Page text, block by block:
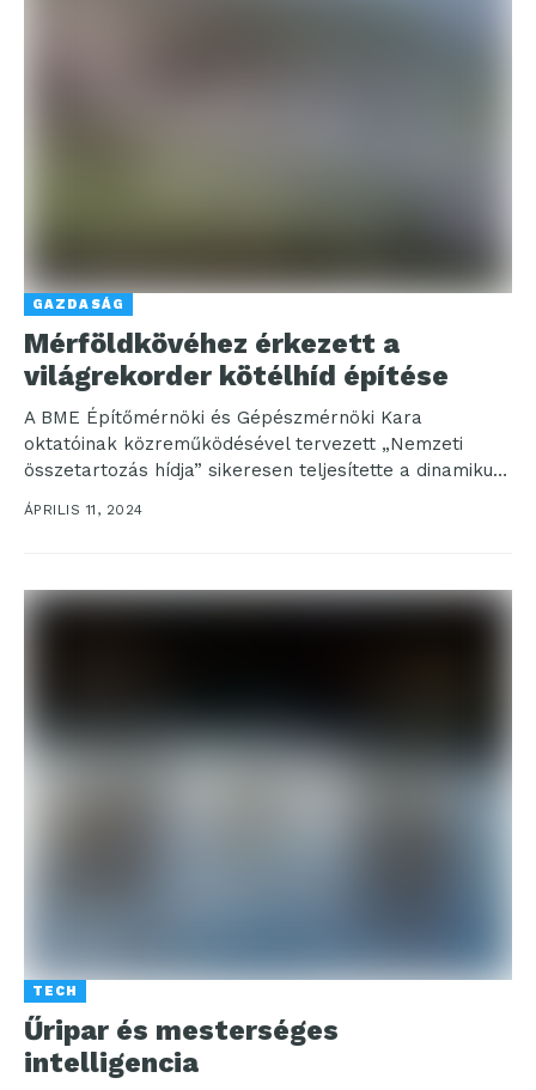
GAZDASÁG
Mérföldkövéhez érkezett a
világrekorder kötélhíd építése
A BME Építőmérnöki és Gépészmérnöki Kara
oktatóinak közreműködésével tervezett „Nemzeti
összetartozás hídja” sikeresen teljesítette a dinamikus
és statikus terhelési próbát. Sátoraljaújhelyen a Szár-
ÁPRILIS 11, 2024
TECH
Űripar és mesterséges
intelligencia